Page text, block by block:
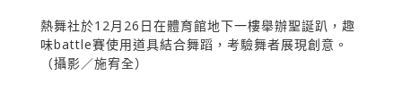
熱舞社於12月26日在體育館地下一樓舉辦聖誕趴，趣
味battle賽使用道具結合舞蹈，考驗舞者展現創意。
（攝影／施宥全）